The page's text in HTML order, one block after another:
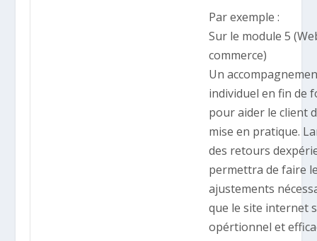
Par exemple :
Sur le module 5
commerce)
Un
individuel en fin de
pour aider le client
mise en pratique.
des retours
permettra de faire
ajustements
que le site internet
opértionnel et